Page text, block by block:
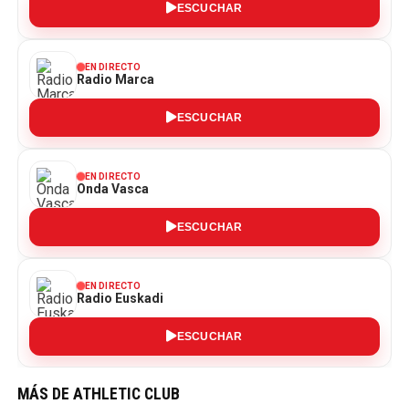
ESCUCHAR
EN DIRECTO
Radio Marca
ESCUCHAR
EN DIRECTO
Onda Vasca
ESCUCHAR
EN DIRECTO
Radio Euskadi
ESCUCHAR
MÁS DE ATHLETIC CLUB